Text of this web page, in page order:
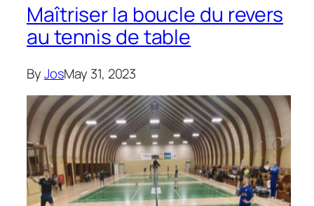
Maîtriser la boucle du revers
au tennis de table
ByJosMay 31, 2023